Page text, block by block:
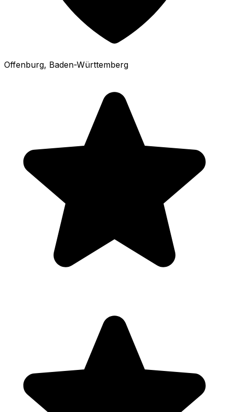
Offenburg, Baden-Württemberg